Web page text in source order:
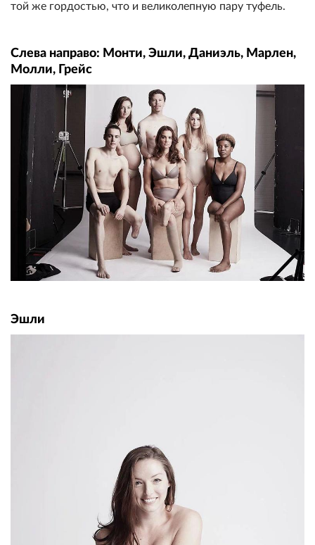
той же гордостью, что и великолепную пару туфель.
Слева направо: Монти, Эшли, Даниэль, Марлен,
Молли, Грейс
Эшли